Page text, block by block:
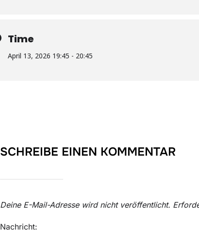
Time
April 13, 2026 19:45 - 20:45
SCHREIBE EINEN KOMMENTAR
Deine E-Mail-Adresse wird nicht veröffentlicht.
Nachricht: